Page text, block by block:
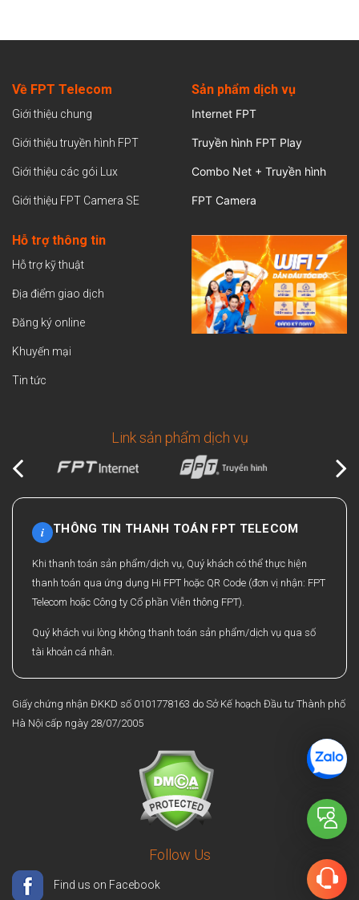
Về FPT Telecom
Giới thiệu chung
Giới thiệu truyền hình FPT
Giới thiệu các gói Lux
Giới thiệu FPT Camera SE
Sản phẩm dịch vụ
Internet FPT
Truyền hình FPT Play
Combo Net + Truyền hình
FPT Camera
Hỗ trợ thông tin
Hỗ trợ kỹ thuật
Địa điểm giao dịch
Đăng ký online
Khuyến mại
Tin tức
Follow Us
Find us on Facebook
Link sản phẩm dịch vụ
i THÔNG TIN THANH TOÁN FPT TELECOM
Khi thanh toán sản phẩm/dịch vụ, Quý khách có thể thực hiện
thanh toán qua ứng dụng Hi FPT hoặc QR Code (đơn vị nhận: FPT
Telecom hoặc Công ty Cổ phần Viễn thông FPT).
Quý khách vui lòng không thanh toán sản phẩm/dịch vụ qua số
tài khoản cá nhân.
Giấy chứng nhận ĐKKD số 0101778163 do Sở Kế hoạch Đầu tư Thành phố
Hà Nội cấp ngày 28/07/2005